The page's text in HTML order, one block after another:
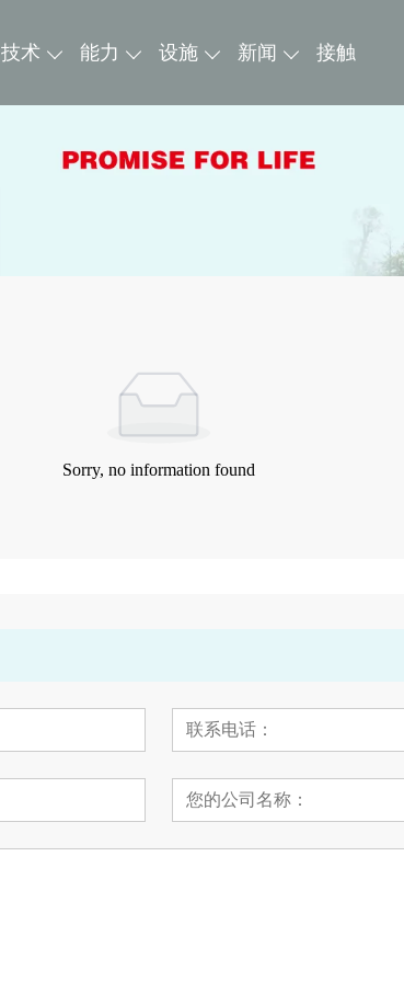
技术 能力 设施 新闻 接触
Sorry, no information found